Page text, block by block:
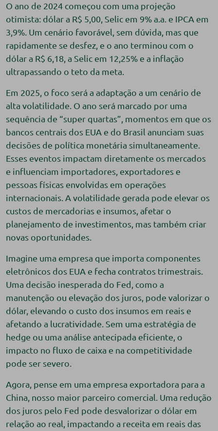
O ano de 2024 começou com uma projeção
otimista: dólar a R$ 5,00, Selic em 9% a.a. e IPCA em
3,9%. Um cenário favorável, sem dúvida, mas que
rapidamente se desfez, e o ano terminou com o
dólar a R$ 6,18, a Selic em 12,25% e a inflação
ultrapassando o teto da meta.
Em 2025, o foco será a adaptação a um cenário de
alta volatilidade. O ano será marcado por uma
sequência de “super quartas”, momentos em que os
bancos centrais dos EUA e do Brasil anunciam suas
decisões de política monetária simultaneamente.
Esses eventos impactam diretamente os mercados
e influenciam importadores, exportadores e
pessoas físicas envolvidas em operações
internacionais. A volatilidade gerada pode elevar os
custos de mercadorias e insumos, afetar o
planejamento de investimentos, mas também criar
novas oportunidades.
Imagine uma empresa que importa componentes
eletrônicos dos EUA e fecha contratos trimestrais.
Uma decisão inesperada do Fed, como a
manutenção ou elevação dos juros, pode valorizar o
dólar, elevando o custo dos insumos em reais e
afetando a lucratividade. Sem uma estratégia de
hedge ou uma análise antecipada eficiente, o
impacto no fluxo de caixa e na competitividade
pode ser severo.
Agora, pense em uma empresa exportadora para a
China, nosso maior parceiro comercial. Uma redução
dos juros pelo Fed pode desvalorizar o dólar em
relação ao real, impactando a receita em reais das